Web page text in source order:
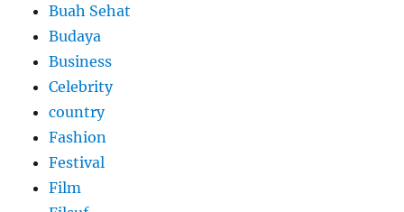
Buah Sehat
Budaya
Business
Celebrity
country
Fashion
Festival
Film